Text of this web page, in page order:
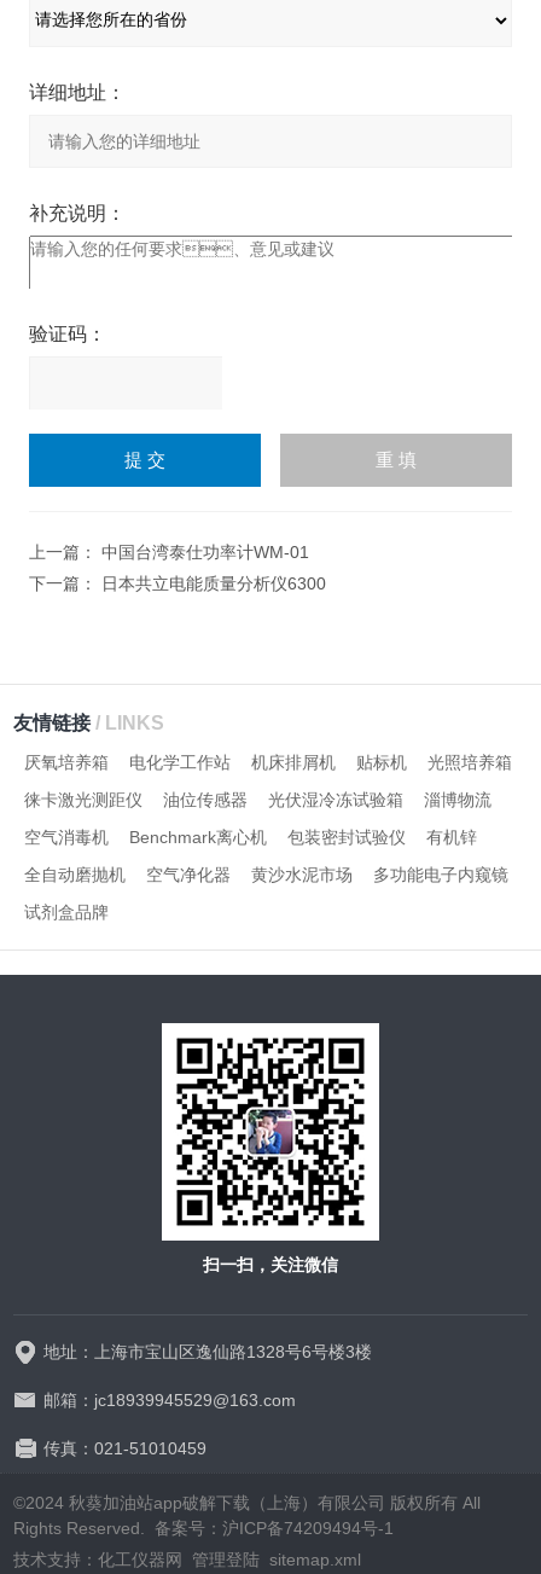
详细地址：
补充说明：
验证码：
上一篇： 中国台湾泰仕功率计WM-01
下一篇：
日本共立电能质量分析仪6300
友情链接/ LINKS
厌氧培养箱 电化学工作站 机床排屑机 贴标机
光照培养箱
徕卡激光测距仪
油位传感器 光伏湿冷冻试验箱
淄博物流
空气消毒机
Benchmark离心机 包装密封试验仪
有机锌
全自动磨抛机
空气净化器 黄沙水泥市场
多功能电子内窥镜
试剂盒品牌
扫一扫，关注微信
地址：上海市宝山区逸仙路1328号6号楼3楼
邮箱：jc18939945529@163.com
传真：021-51010459
©2024 秋葵加油站app破解下载（上海）有限公司 版权所有 All
Rights Reserved. 备案号：沪ICP备74209494号-1
技术支持：化工仪器网 管理登陆 sitemap.xml